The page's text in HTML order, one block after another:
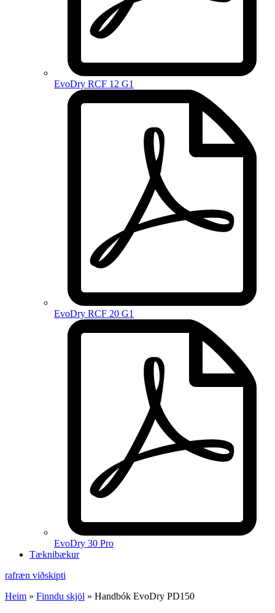
EvoDry RCF 12 G1
EvoDry RCF 20 G1
EvoDry 30 Pro
Tæknibækur
rafræn viðskipti
Heim » Finndu skjöl » Handbók EvoDry PD150